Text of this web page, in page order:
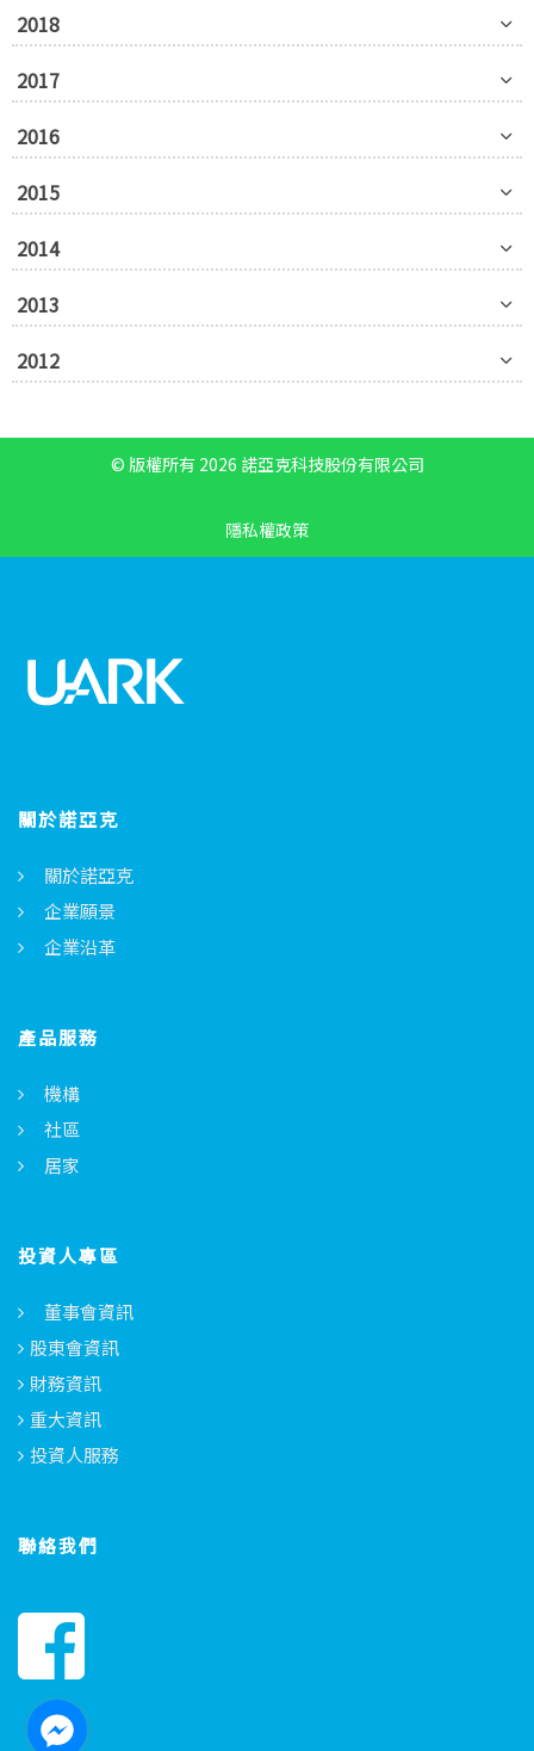
2018
2017
2016
2015
2014
2013
2012
© 版權所有 2026 諾亞克科技股份有限公司
隱私權政策
關於諾亞克
關於諾亞克
企業願景
企業沿革
產品服務
機構
社區
居家
投資人專區
董事會資訊
股東會資訊
財務資訊
重大資訊
投資人服務
聯絡我們